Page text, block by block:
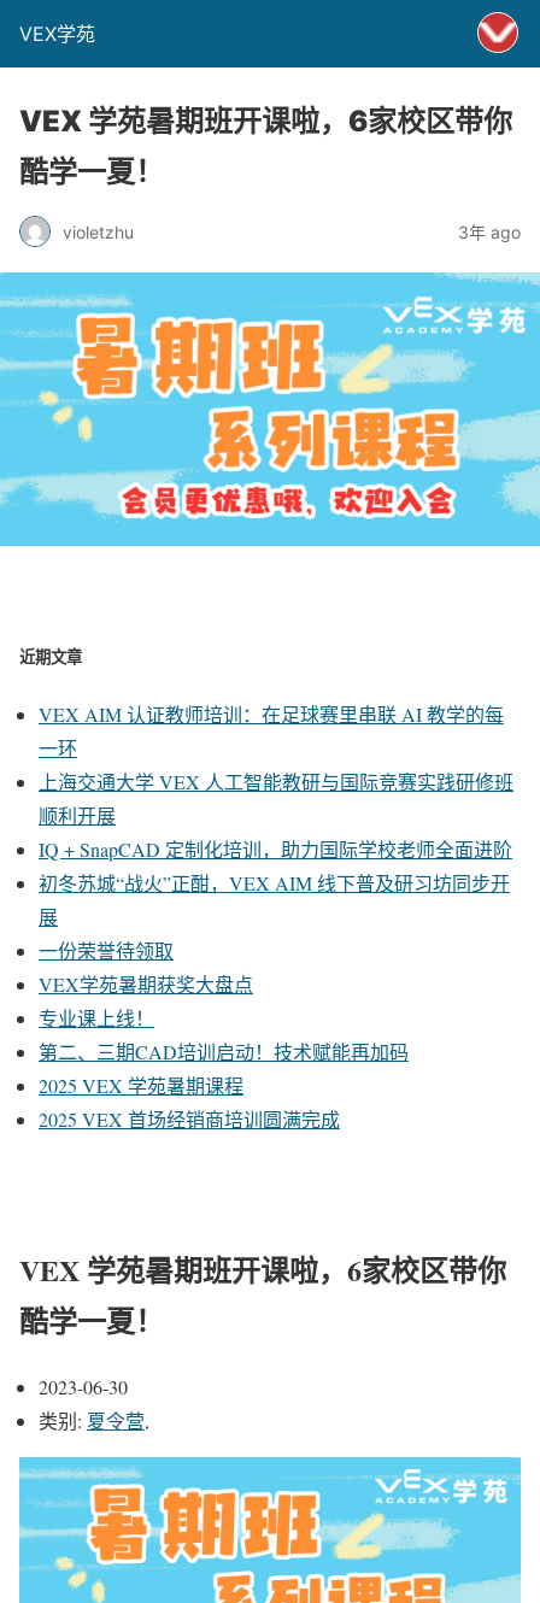
VEX学苑
VEX 学苑暑期班开课啦，6家校区带你
酷学一夏！
violetzhu 3年 ago
近期文章
VEX AIM 认证教师培训：在足球赛里串联 AI 教学的每
一环
上海交通大学 VEX 人工智能教研与国际竞赛实践研修班
顺利开展
IQ + SnapCAD 定制化培训，助力国际学校老师全面进阶
初冬苏城“战火”正酣，VEX AIM 线下普及研习坊同步开
展
一份荣誉待领取
VEX学苑暑期获奖大盘点
专业课上线！
第二、三期CAD培训启动！技术赋能再加码
2025 VEX 学苑暑期课程
2025 VEX 首场经销商培训圆满完成
VEX 学苑暑期班开课啦，6家校区带你
酷学一夏！
2023-06-30
类别: 夏令营,